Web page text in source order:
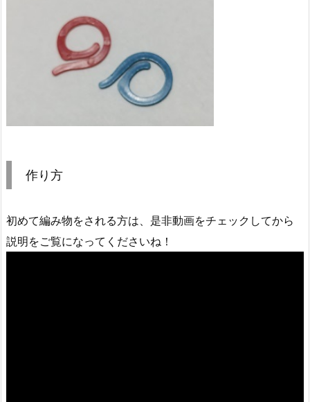
作り方
初めて編み物をされる方は、是非動画をチェックしてから
説明をご覧になってくださいね！